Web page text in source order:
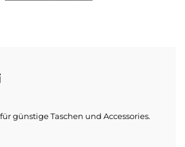
günstige Taschen und Accessories.